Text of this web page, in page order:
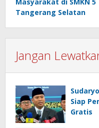
Tangerang Selatan
Jangan
Siap
Gratis